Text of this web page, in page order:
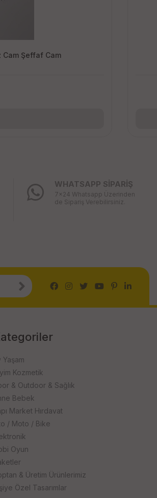
Cam Şeffaf Cam
WHATSAPP SİPARİŞ
7x24 Whatsapp Üzerinden
de Sipariş Verebilirsiniz.
Yaşam
Kozmetik
& Outdoor & Sağlık
Bebek
Market Hırdavat
/ Moto / Bike
Oyun
& Üretim Ürünlerimiz
Özel Tasarımlar